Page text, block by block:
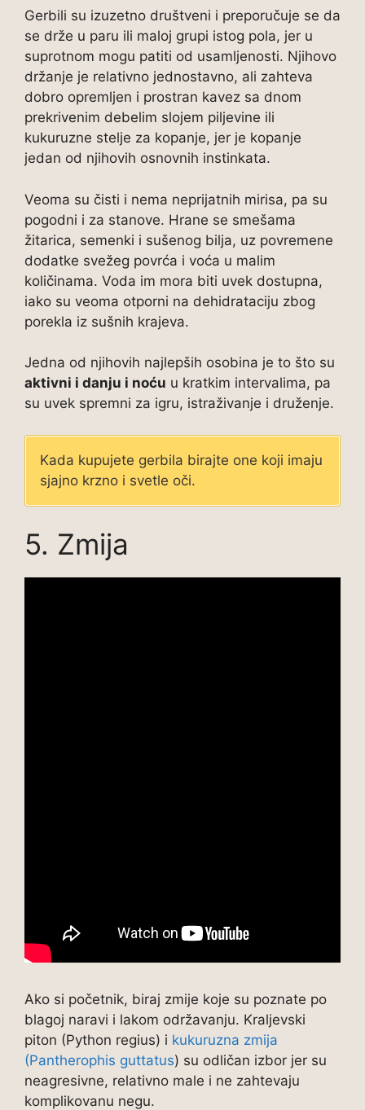
Gerbili su izuzetno društveni i preporučuje se da
se drže u paru ili maloj grupi istog pola, jer u
suprotnom mogu patiti od usamljenosti. Njihovo
držanje je relativno jednostavno, ali zahteva
dobro opremljen i prostran kavez sa dnom
prekrivenim debelim slojem piljevine ili
kukuruzne stelje za kopanje, jer je kopanje
jedan od njihovih osnovnih instinkata.
Veoma su čisti i nema neprijatnih mirisa, pa su
pogodni i za stanove. Hrane se smešama
žitarica, semenki i sušenog bilja, uz povremene
dodatke svežeg povrća i voća u malim
količinama. Voda im mora biti uvek dostupna,
iako su veoma otporni na dehidrataciju zbog
porekla iz sušnih krajeva.
Jedna od njihovih najlepših osobina je to što su
aktivni i danju i noću u kratkim intervalima, pa
su uvek spremni za igru, istraživanje i druženje.
Kada kupujete gerbila birajte one koji imaju
sjajno krzno i svetle oči.
5. Zmija
Ako si početnik, biraj zmije koje su poznate po
blagoj naravi i lakom održavanju. Kraljevski
piton (Python regius) i kukuruzna zmija
(Pantherophis guttatus) su odličan izbor jer su
neagresivne, relativno male i ne zahtevaju
komplikovanu negu.